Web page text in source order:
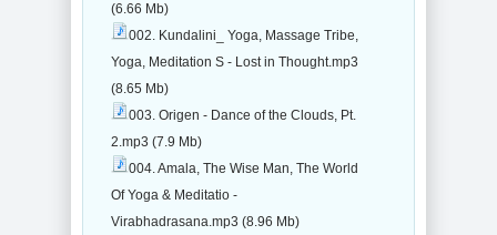
(6.66 Mb)
002. Kundalini_ Yoga, Massage Tribe,
Yoga, Meditation S - Lost in Thought.mp3
(8.65 Mb)
003. Origen - Dance of the Clouds, Pt.
2.mp3 (7.9 Mb)
004. Amala, The Wise Man, The World
Of Yoga & Meditatio -
Virabhadrasana.mp3 (8.96 Mb)